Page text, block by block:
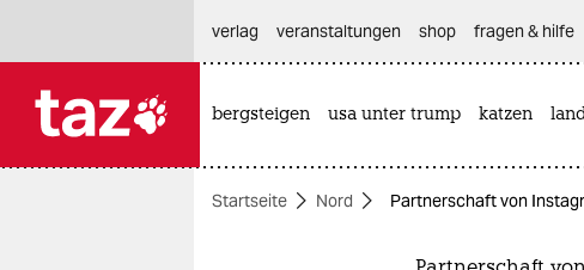
themen
verlag
veranstaltungen shop fragen & hilfe
bergsteigen usa unter trump katzen
Startseite Nord Partnerschaft von